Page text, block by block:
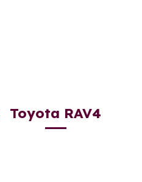
Toyota RAV4